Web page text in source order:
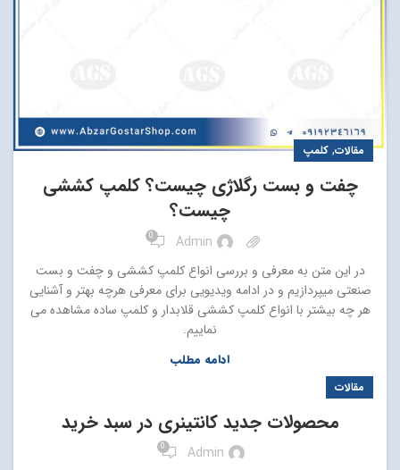
مقالات, کلمپ
چفت و بست رگلاژی چیست؟ کلمپ کششی
چیست؟
Admin
0
در این متن به معرفی و بررسی انواع کلمپ کششی و چفت و بست
صنعتی میپردازیم و در ادامه ویدیویی برای معرفی هرچه بهتر و آشنایی
هر چه بیشتر با انواع کلمپ کششی قلابدار و کلمپ ساده مشاهده می
نماییم.
ادامه مطلب
مقالات
محصولات جدید کانتینری در سبد خرید
Admin
0